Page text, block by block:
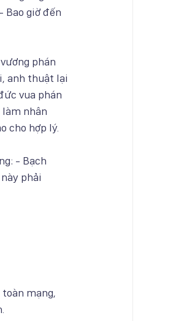
Bao giờ đến
phán
anh thuật lại
vua phán
nhân
cho hợp lý.
- Bạch
phải
mạng,